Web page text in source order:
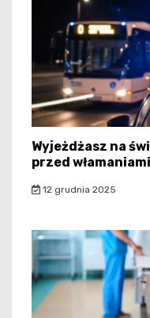
Wyjeżdżasz na
przed
12 grudnia 2025